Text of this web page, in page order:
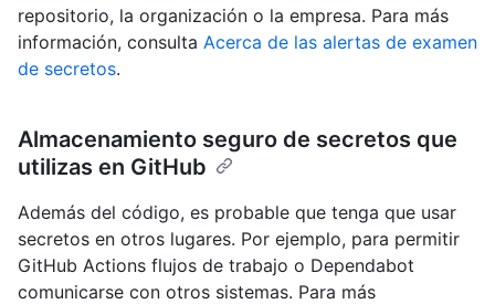
repositorio, la organización o la empresa. Para más
información, consulta Acerca de las alertas de examen
de secretos.
Almacenamiento seguro de secretos que
utilizas en GitHub
Además del código, es probable que tenga que usar
secretos en otros lugares. Por ejemplo, para permitir
GitHub Actions flujos de trabajo o Dependabot
comunicarse con otros sistemas. Para más